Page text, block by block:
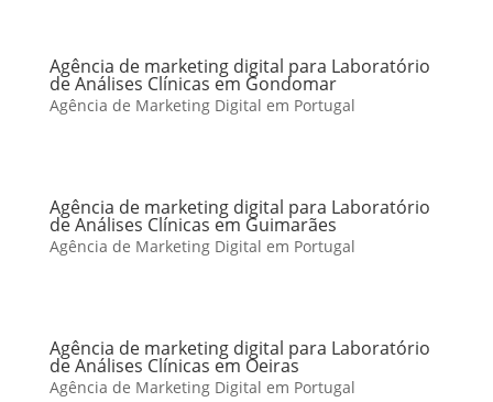
Agência de marketing digital para Laboratório
de Análises Clínicas em Gondomar
Agência de Marketing Digital em Portugal
Agência de marketing digital para Laboratório
de Análises Clínicas em Guimarães
Agência de Marketing Digital em Portugal
Agência de marketing digital para Laboratório
de Análises Clínicas em Oeiras
Agência de Marketing Digital em Portugal